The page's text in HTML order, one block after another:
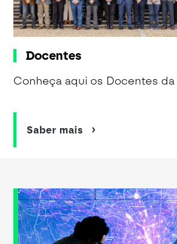
Docentes
Conheça aqui os Docentes da
Saber mais